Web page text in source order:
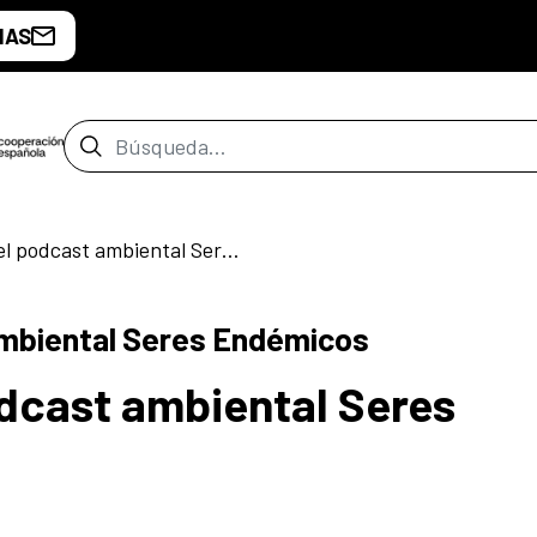
Barra de búsqueda
Presentación del podcast ambiental Seres Endémicos
Seres Endémicos
ambiental Seres